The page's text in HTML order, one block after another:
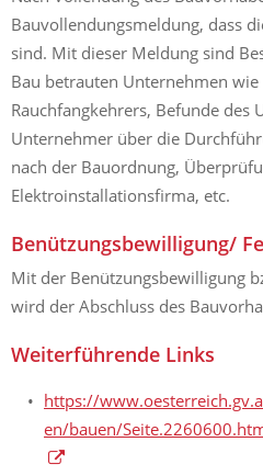
Bauvollendungsmeldung, dass
sind. Mit dieser Meldung sind
Bau betrauten Unternehmen
Rauchfangkehrers, Befunde des
Unternehmer über die
nach der Bauordnung,
Elektroinstallationsfirma, etc.
Benützungsbewilligung/
Mit der Benützungsbewilligung
wird der Abschluss des
Weiterführende Links
https://
en/bauen/